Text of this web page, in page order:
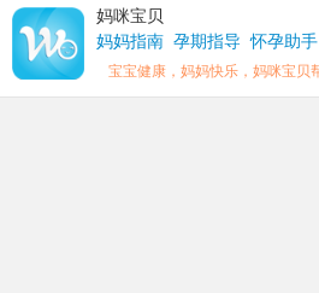
妈咪宝贝
妈妈指南 孕期指导 怀孕助手